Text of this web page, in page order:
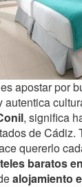
es apostar por
autentica
, significa
de Cádiz.
quererlo
baratos
alojamiento